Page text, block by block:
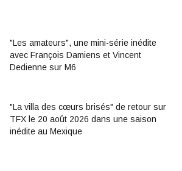
"Les amateurs", une mini-série inédite
avec François Damiens et Vincent
Dedienne sur M6
"La villa des cœurs brisés" de retour sur
TFX le 20 août 2026 dans une saison
inédite au Mexique